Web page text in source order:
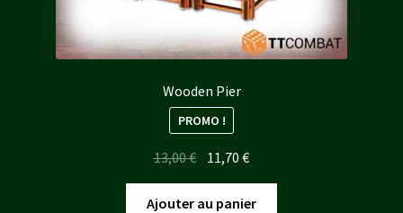
Wooden Pier
PROMO !
13,00€ Le
initial
11,70€Le
actuel
Ajouter au panier